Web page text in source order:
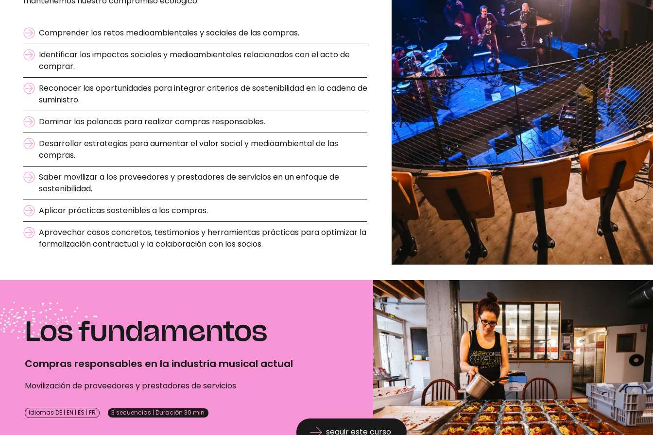
Comprender los retos medioambientales y sociales de las compras.
Identificar los impactos sociales y medioambientales relacionados con el acto de
comprar.
Reconocer las oportunidades para integrar criterios de sostenibilidad en la cadena de
suministro.
Dominar las palancas para realizar compras responsables.
Desarrollar estrategias para aumentar el valor social y medioambiental de las
compras.
Saber movilizar a los proveedores y prestadores de servicios en un enfoque de
sostenibilidad.
Aplicar prácticas sostenibles a las compras.
Aprovechar casos concretos, testimonios y herramientas prácticas para optimizar la
formalización contractual y la colaboración con los socios.
Los fundamentos
Compras responsables en la industria musical actual
Movilización de proveedores y prestadores de servicios
Idiomas DE | EN | ES | FR 3 secuencias | Duración 30 min